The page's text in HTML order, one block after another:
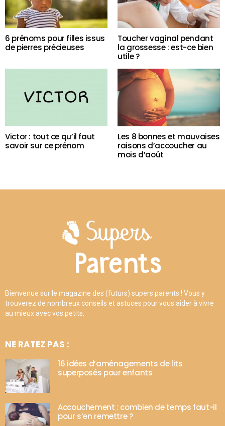
6 prénoms pour filles issus
de pierres précieuses
Toucher vaginal pendant
la grossesse : est-ce bien
utile ?
Victor : tout ce qu’il faut
savoir sur ce prénom
Les 8 bonnes et mauvaises
raisons d’accoucher au
mois d’août
Bienvenue sur le magazine des (futurs) supers parents ! Vous y
trouverez de nombreux conseils et astuces pour vous aider à vivre
au mieux avec vos petits.
NE RATEZ PAS :
16 idées d’aménagements de lits
superposés pour enfants
Accouchement : combien de temps faut-il
pour s’en remettre ?